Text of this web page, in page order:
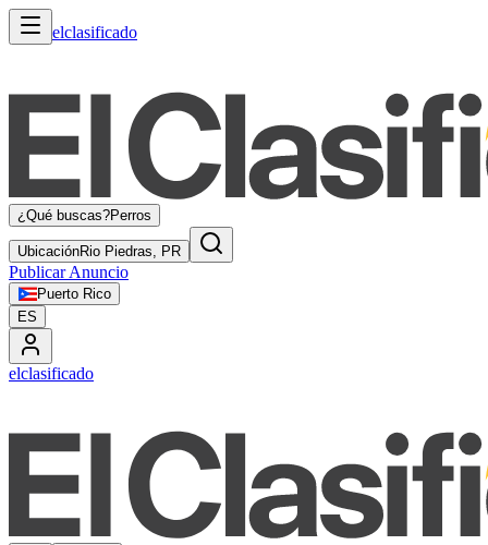
elclasificado
¿Qué buscas?Perros
UbicaciónRio Piedras, PR
Publicar Anuncio
Puerto Rico
ES
elclasificado